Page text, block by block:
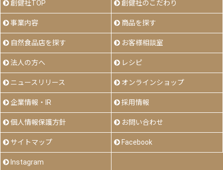
創健社TOP 創健社のこだわり
事業内容 商品を探す
自然食品店を探す お客様相談室
法人の方へ レシピ
ニュースリリース オンラインショップ
企業情報・IR 採用情報
個人情報保護方針 お問い合わせ
サイトマップ Facebook
Instagram